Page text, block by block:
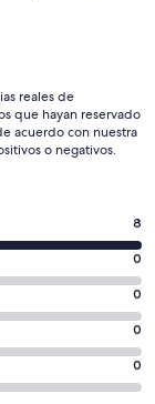
reales de
que hayan reservado
acuerdo con nuestra
o negativos.
8
0
0
0
0